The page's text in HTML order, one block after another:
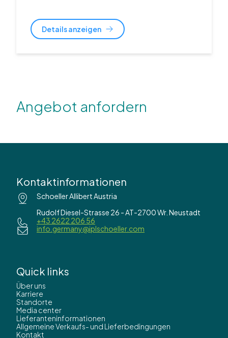
Details anzeigen
Angebot anfordern
Kontaktinformationen
Schoeller Allibert Austria
Rudolf Diesel-Strasse 26 - AT-2700 Wr. Neustadt
+43 2622 206 56
info.germany@iplschoeller.com
Quick links
Über uns
Karriere
Standorte
Media center
Lieferanteninformationen
Allgemeine Verkaufs- und Lieferbedingungen
Kontakt